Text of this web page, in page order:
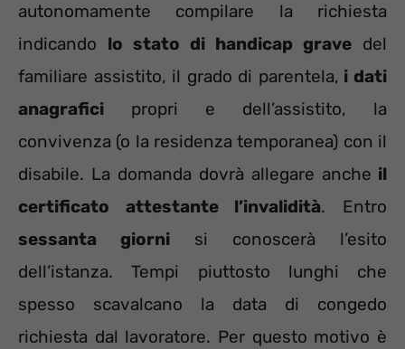
autonomamente compilare la richiesta
indicando lo stato di handicap grave del
familiare assistito, il grado di parentela, i dati
anagrafici propri e dell’assistito, la
convivenza (o la residenza temporanea) con il
disabile. La domanda dovrà allegare anche il
certificato attestante l’invalidità. Entro
sessanta giorni si conoscerà l’esito
dell’istanza. Tempi piuttosto lunghi che
spesso scavalcano la data di congedo
richiesta dal lavoratore. Per questo motivo è